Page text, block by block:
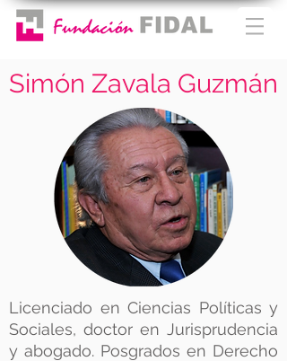
Simón Zavala Guzmán
Licenciado en Ciencias Políticas y
Sociales, doctor en Jurisprudencia
y abogado. Posgrados en Derecho